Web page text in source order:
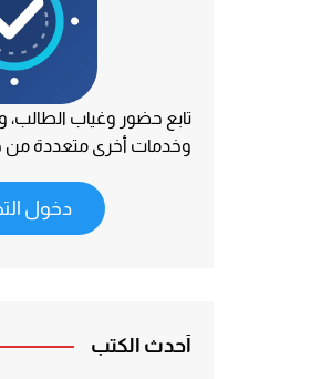
تابع حضور وغياب الطالب،
وخدمات أخرى متعددة من
دخول
أحدث الكتب